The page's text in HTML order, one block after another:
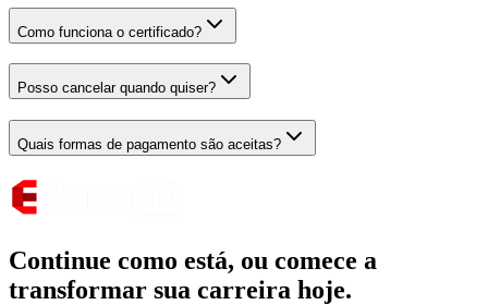
Como funciona o certificado?
Posso cancelar quando quiser?
Quais formas de pagamento são aceitas?
Continue como está, ou comece a
transformar sua carreira hoje.